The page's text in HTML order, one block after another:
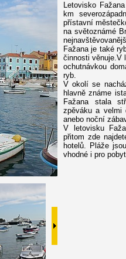
Letovisko
km
přístavní
na světoznámé
Fažana je také
činnosti věnuje.V
ochutnávkou
ryb.
V okolí se
hlavně známe
Fažana stala
zpěváku a velmi
anebo noční
V letovisku
přitom zde
hotelů. Pláže
vhodné i pro